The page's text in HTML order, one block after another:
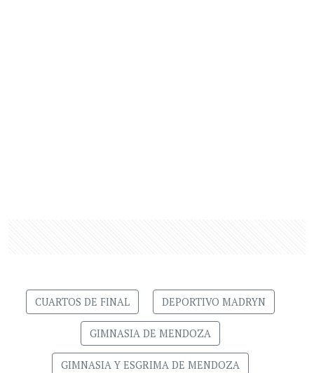
CUARTOS DE FINAL DEPORTIVO MADRYN
GIMNASIA DE MENDOZA
GIMNASIA Y ESGRIMA DE MENDOZA